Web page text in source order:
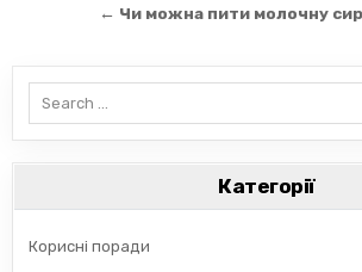
записів← Чи можна пити молочну
Категорії
Корисні поради